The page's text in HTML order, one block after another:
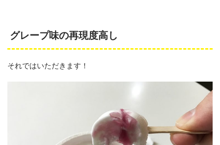
グレープ味の再現度高し
それではいただきます！